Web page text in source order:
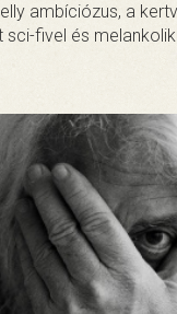
ambíciózus, a
fivel és